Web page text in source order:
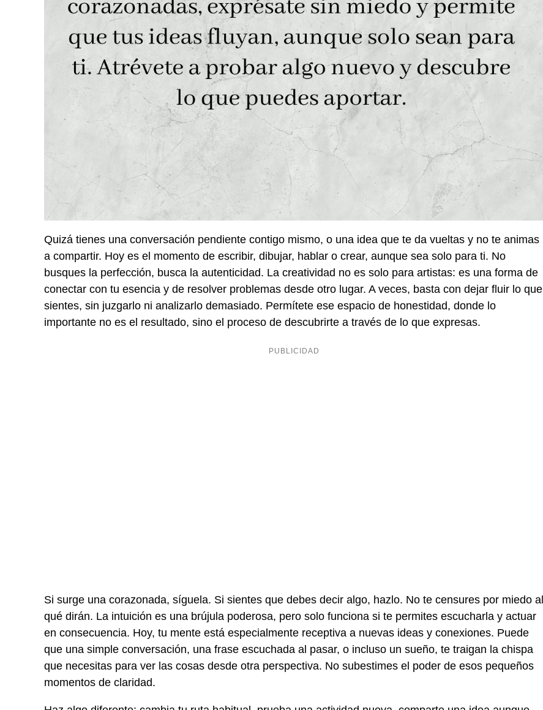
Quizá tienes una conversación pendiente contigo mismo, o una idea que te da vueltas y no te animas
a compartir. Hoy es el momento de escribir, dibujar, hablar o crear, aunque sea solo para ti. No
busques la perfección, busca la autenticidad. La creatividad no es solo para artistas: es una forma de
conectar con tu esencia y de resolver problemas desde otro lugar. A veces, basta con dejar fluir lo que
sientes, sin juzgarlo ni analizarlo demasiado. Permítete ese espacio de honestidad, donde lo
importante no es el resultado, sino el proceso de descubrirte a través de lo que expresas.
Si surge una corazonada, síguela. Si sientes que debes decir algo, hazlo. No te censures por miedo al
qué dirán. La intuición es una brújula poderosa, pero solo funciona si te permites escucharla y actuar
en consecuencia. Hoy, tu mente está especialmente receptiva a nuevas ideas y conexiones. Puede
que una simple conversación, una frase escuchada al pasar, o incluso un sueño, te traigan la chispa
que necesitas para ver las cosas desde otra perspectiva. No subestimes el poder de esos pequeños
momentos de claridad.